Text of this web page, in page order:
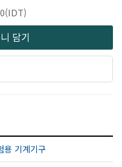
담기
용 기계기구